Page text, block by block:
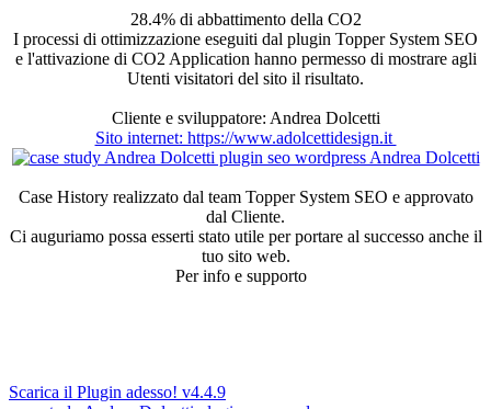
28.4%di abbattimento della CO2
I processi di ottimizzazione eseguiti dal plugin Topper System SEO
e l'attivazione di CO2 Application hanno permesso di mostrare agli
Utenti visitatori del sito il risultato.
Cliente e sviluppatore: Andrea Dolcetti
Sito internet: https://www.adolcettidesign.it
Case History realizzato dal team Topper System SEO e approvato
dal Cliente.
Ci auguriamo possa esserti stato utile per portare al successo anche il
tuo sito web.
Per info e supporto
Scarica il Plugin adesso! v4.4.9